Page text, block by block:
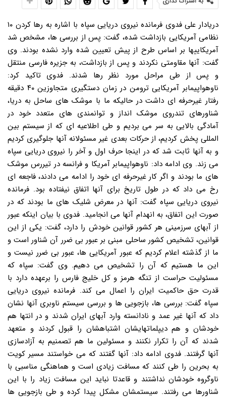
دریادار علی فدوی فرمانده نیروی دریایی سپاه با اشاره به رها کردن ۱۰
نظامی آمریکایی بازداشت شده، گفت: پس از بررسی ها، مشخص شد
آمریکاییها بر اساس طرح از پیش تعیین شده وارد نشده بودند. وی
گفت: آنها مقاومتی نکردند و پس از بازداشت، به جزیره فارسی منتقل
و پس از طی مراحل مورد نظر رها شدند. فدوی تاکید کرد:
ناوهواپیمابر آمریکایی ترومن در زمان دستگیری متجاوزین ۴۰ دقیقه
رفتار غیرحرفه ای داشت در حالیکه ما با موشک های ساحل به دریا،
شناورهای تندروی موشک انداز و توانمندی های متعدد خود در
آمادگی بالایی به سر می بردیم و طی اطلاعیه ای که از سیستم بین
المللی پخش کردیم، از حرکات بعدی غیر مسئولانه آنها جلوگیری کردیم
و به آنها ثابت شد که در اینجا حرف اول و آخر را نیروی دریایی سپاه
می زند. وی ادامه داد: ناوهواپیمابر آمریکا و فرانسه در تیررس موشک
های ما بودند و اگر کار غیرحرفه ای خود را ادامه می دادند، فاجعه ای
رخ می داد که در طول تاریخ برای آنها اتفاق نیفتاده بود. فرمانده
نیروی دریایی سپاه گفت: آنها در معرض شلیک های ما بودند که در
صورت این اتفاق، به انهدام آنها می انجامید. فدوی با بیان اینکه عبور
از آبهای سرزمینی هر کشور قوانین خودش را دارد، گفت: یکی از این
قوانین، تشخیص کشور ساحلی مبنی بر عبور بی ضرر آن شناور است و
ما از گذشته اعلام کردیم که عبور آمریکایی ها، عبور بی ضرر نیست و
این ما هستیم که آن را تشخیص می دهیم. وی گفت: سپاه که
مسئولیت حراست از تنگه هرمز و کل خلیج فارس را برعهده دارد با
قدرت حق حاکمیت ایران را اعمال می کند. فرمانده نیروی دریایی
سپاه گفت: بررسی ها، بازجویی ها و بررسی سیستم ناوبری آنها نشان
داد که آنها غیر عمد و نادانسته وارد آبهای ایران شدند و در انتها هم
خودشان و هم دیپلماتهایشان اشتباهشان را قبول کردند و متعهد
شدند که آن را تکرار نکنند و مسئولین ما هم تصمنیم به آزادسازی
آنها گرفتند. فدوی ادامه داد: آنها گفتند که می خواستند مسیر کویت
به بحرین را طی کنند که مسافت زیادی است و هماهنگی مناسبی با
ناوگروه خودشان نداشتند و قاعدتا نباید این مسافت زیاد را با این
شناورها می رفتند. سیستمشان مشکل پیدا کرده و طی بازجویی ها